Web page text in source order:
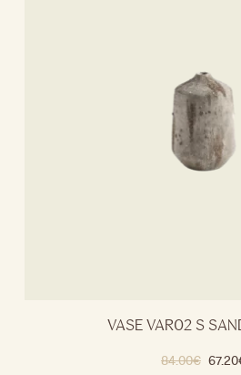
VASE VAR02 S
84.00€ 67.20